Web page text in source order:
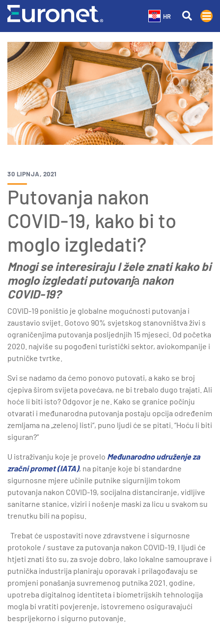
HR
30 LIPNJA, 2021
Putovanja nakon
COVID-19, kako bi to
moglo izgledati?
Mnogi se interesiraju I žele znati kako bi
moglo izgledati putovanja nakon
COVID-19?
COVID-19 poništio je globalne mogućnosti putovanja i
zaustavio svijet. Gotovo 90% svjetskog stanovništva živi s
ograničenjima putovanja posljednjih 15 mjeseci. Od početka
2020. najviše su pogođeni turistički sektor, aviokompanije i
putničke tvrtke.
Svi se nadamo da ćemo ponovo putovati, a kako se broj
cjepiva širom svijeta povećava, ne bi trebalo dugo trajati. Ali
hoće li biti isto? Odgovor je ne. Kako se granice počinju
otvarati i međunarodna putovanja postaju opcija određenim
zemljama na „zelenoj listi“, puno ljudi će se pitati. “Hoću li biti
siguran?”
U istraživanju koje je provelo Međunarodno udruženje za
zračni promet (IATA), na pitanje koje bi standardne
sigurnosne mjere učinile putnike sigurnijim tokom
putovanja nakon COVID-19, socijalna distanciranje, vidljive
sanitarne stanice, viziri i nošenje maski za licu u svakom su
trenutku bili na popisu.
Trebat će uspostaviti nove zdravstvene i sigurnosne
protokole / sustave za putovanja nakon COVID-19. I ljudi će
htjeti znati što su, za svoje dobro. Iako lokalne samouprave i
putnička industrija planiraju oporavak i prilagođavaju se
promjeni ponašanja suvremenog putnika 2021. godine,
upotreba digitalnog identiteta i biometrijskih tehnologija
mogla bi vratiti povjerenje, istovremeno osiguravajući
besprijekorno i sigurno putovanje.